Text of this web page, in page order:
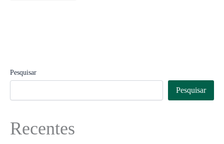
Pesquisar
Pesquisar
Recentes